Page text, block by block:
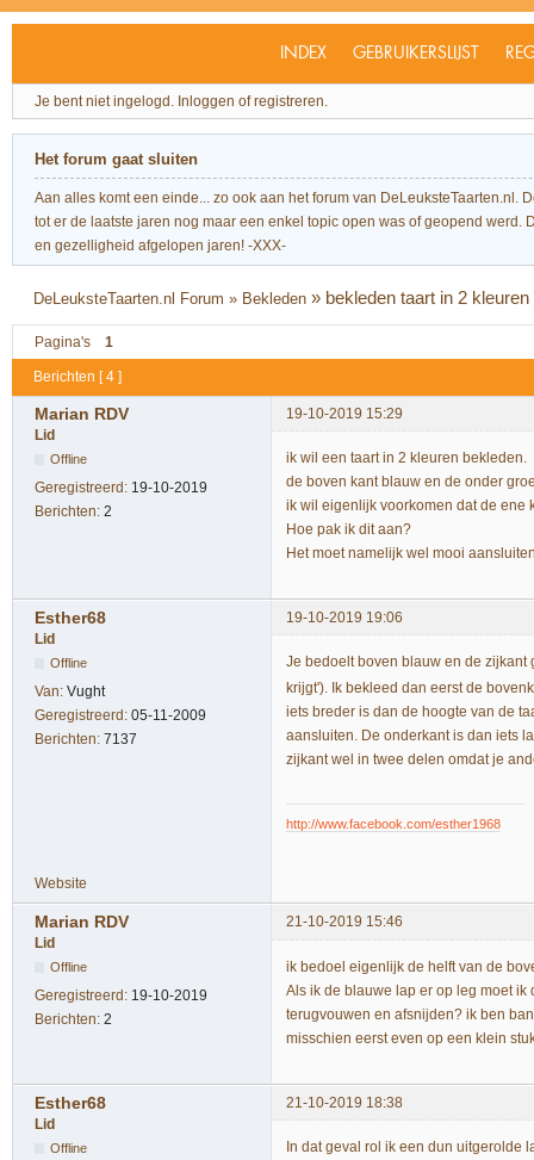
INDEX GEBRUIKERSLIJST
Je bent niet ingelogd. Inloggen of registreren.
Het forum gaat sluiten
Aan alles komt een einde... zo ook aan het forum van
tot er de laatste jaren nog maar een enkel topic open was of geopend
en gezelligheid afgelopen jaren! -XXX-
DeLeuksteTaarten.nl Forum » Bekleden » bekleden taart in 2 kleuren
Pagina's 1
Berichten [ 4 ]
Marian RDV
19-10-2019 15:29
Lid
Offline
Geregistreerd: 19-10-2019
Berichten: 2
ik wil een taart in 2 kleuren bekleden.
de boven kant blauw en de onder
ik wil eigenlijk voorkomen dat de ene
Hoe pak ik dit aan?
Het moet namelijk wel mooi
Esther68
19-10-2019 19:06
Lid
Offline
Van: Vught
Geregistreerd: 05-11-2009
Berichten: 7137
Je bedoelt boven blauw en de
krijgt'). Ik bekleed dan eerst de
iets breder is dan de hoogte van de
aansluiten. De onderkant is dan iets
zijkant wel in twee delen omdat je
http://www.facebook.com/esther1968
Website
Marian RDV
21-10-2019 15:46
Lid
Offline
Geregistreerd: 19-10-2019
Berichten: 2
ik bedoel eigenlijk de helft van de
Als ik de blauwe lap er op leg moet
terugvouwen en afsnijden? ik ben
misschien eerst even op een klein
Esther68
21-10-2019 18:38
Lid
Offline
In dat geval rol ik een dun uitgerolde